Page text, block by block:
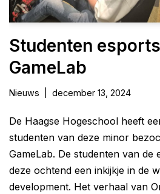
Studenten
GameLab
Nieuws december 13, 2024
De Haagse Hogeschool heeft
studenten van deze minor
GameLab. De studenten van
deze ochtend een inkijkje in de
development. Het verhaal van